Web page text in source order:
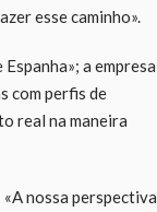
esse caminho».
a empresa
com perfis de
real na maneira
nossa perspectiva